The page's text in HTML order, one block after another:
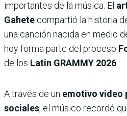
importantes de la música. El
Gahete compartió la historia
una canción nacida en medio
hoy forma parte del proceso
de los Latin GRAMMY 2026
A través de un emotivo video
sociales, el músico recordó